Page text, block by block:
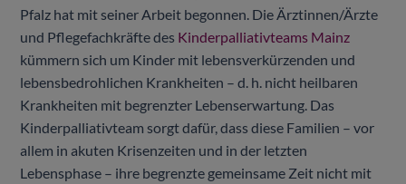
Pfalz hat mit seiner Arbeit begonnen. Die Ärztinnen/Ärzte
und Pflegefachkräfte des Kinderpalliativteams Mainz
kümmern sich um Kinder mit lebensverkürzenden und
lebensbedrohlichen Krankheiten – d. h. nicht heilbaren
Krankheiten mit begrenzter Lebenserwartung. Das
Kinderpalliativteam sorgt dafür, dass diese Familien – vor
allem in akuten Krisenzeiten und in der letzten
Lebensphase – ihre begrenzte gemeinsame Zeit nicht mit